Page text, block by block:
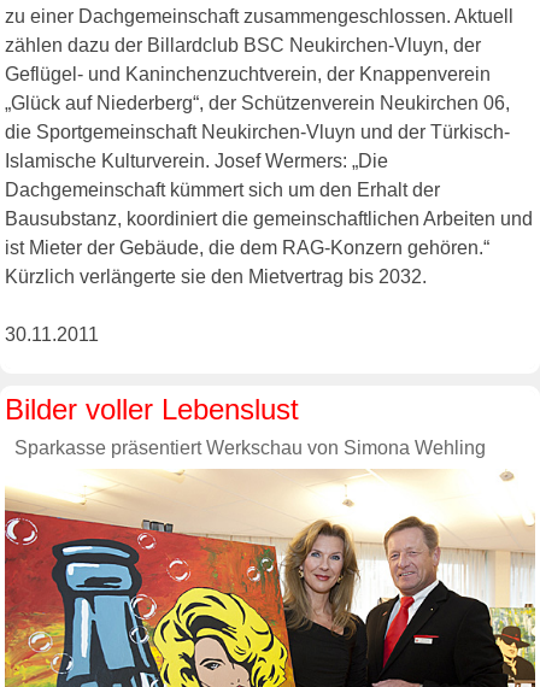
zu einer Dachgemeinschaft zusammengeschlossen. Aktuell
zählen dazu der Billardclub BSC Neukirchen-Vluyn, der
Geflügel- und Kaninchenzuchtverein, der Knappenverein
„Glück auf Niederberg“, der Schützenverein Neukirchen 06,
die Sportgemeinschaft Neukirchen-Vluyn und der Türkisch-
Islamische Kulturverein. Josef Wermers: „Die
Dachgemeinschaft kümmert sich um den Erhalt der
Bausubstanz, koordiniert die gemeinschaftlichen Arbeiten und
ist Mieter der Gebäude, die dem RAG-Konzern gehören.“
Kürzlich verlängerte sie den Mietvertrag bis 2032.
30.11.2011
Bilder voller Lebenslust
Sparkasse präsentiert Werkschau von Simona Wehling